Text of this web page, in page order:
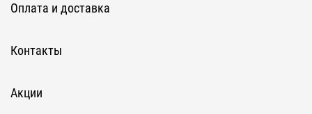
Оплата и доставка
Контакты
Акции